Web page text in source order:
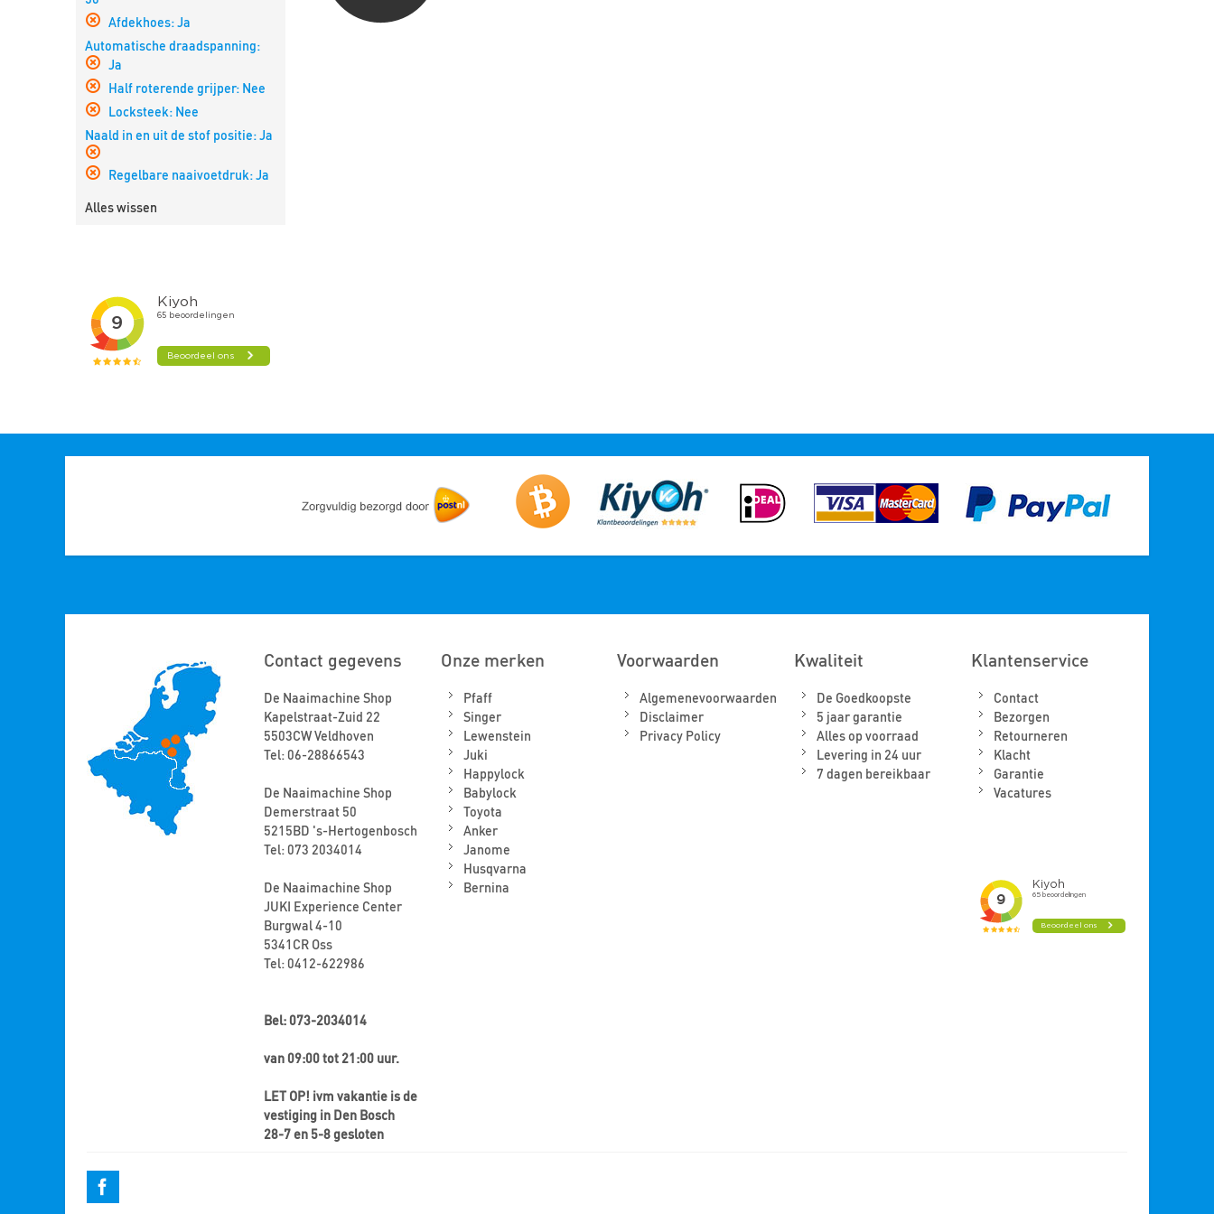
verwijderen
Afdekhoes:
Filter
verwijderen
Ja
Automatische draadspanning:
Filter
verwijderen
Ja
Half roterende grijper:
Filter
verwijderen
Nee
Locksteek:
Filter
verwijderen
Nee
Naald in en uit de stof positie:
Filter
verwijderen
Ja
Regelbare naaivoetdruk:
verwijderen
Ja
Alles wissen
Contact gegevens
De Naaimachine Shop
Kapelstraat-Zuid 22
5503CW Veldhoven
Tel: 06-28866543
De Naaimachine Shop
Demerstraat 50
5215BD 's-Hertogenbosch
Tel: 073 2034014
De Naaimachine Shop
JUKI Experience Center
Burgwal 4-10
5341CR Oss
Tel: 0412-622986
Bel: 073-2034014
van 09:00 tot 21:00 uur.
LET OP! ivm vakantie is de
vestiging in Den Bosch
28-7 en 5-8 gesloten
Onze merken
Pfaff
Singer
Lewenstein
Juki
Happylock
Babylock
Toyota
Anker
Janome
Husqvarna
Bernina
Voorwaarden
Algemenevoorwaarden
Disclaimer
Privacy Policy
Kwaliteit
De Goedkoopste
5 jaar garantie
Alles op voorraad
Levering in 24 uur
7 dagen bereikbaar
Klantenservice
Contact
Bezorgen
Retourneren
Klacht
Garantie
Vacatures